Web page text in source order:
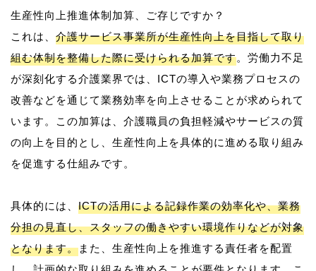
生産性向上推進体制加算、ご存じですか？
これは、 介護サービス事業所が生産性向上を目指して取り
組む体制を整備した際に受けられる加算です。労働力不足
が深刻化する介護業界では、ICTの導入や業務プロセスの
改善などを通じて業務効率を向上させることが求められて
います。この加算は、介護職員の負担軽減やサービスの質
の向上を目的とし、生産性向上を具体的に進める取り組み
を促進する仕組みです。
具体的には、 ICTの活用による記録作業の効率化や、業務
分担の見直し、スタッフの働きやすい環境作りなどが対象
となります。また、生産性向上を推進する責任者を配置